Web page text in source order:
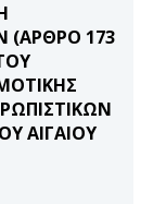
(ΑΡΘΡΟ 173
ΑΙΓΑΙΟΥ